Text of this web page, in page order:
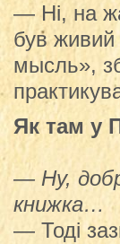
— Ні, на
був живий
мысль»,
Як там у
— Ну,
книжка…
— Тоді